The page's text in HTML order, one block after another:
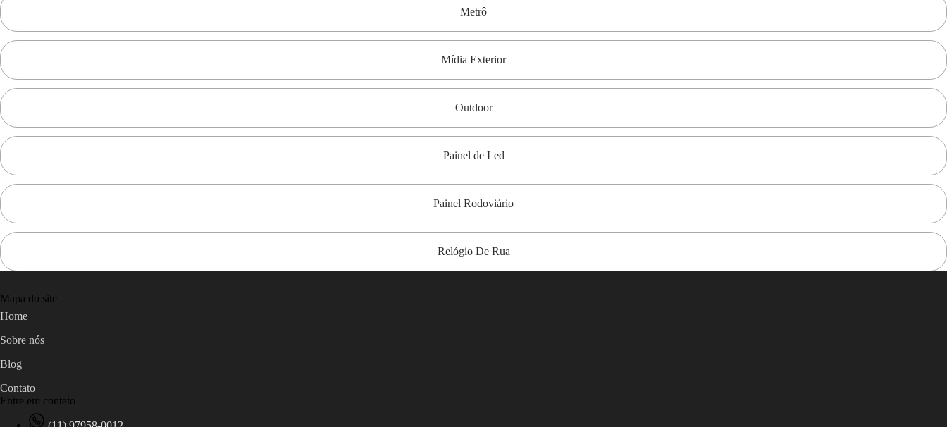
Metrô
Mídia Exterior
Outdoor
Painel de Led
Painel Rodoviário
Relógio De Rua
Mapa do site
Home
Sobre nós
Blog
Contato
Entre em contato